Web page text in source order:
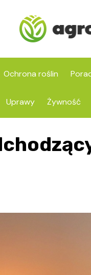
Ochrona roślin
Uprawy Żywność